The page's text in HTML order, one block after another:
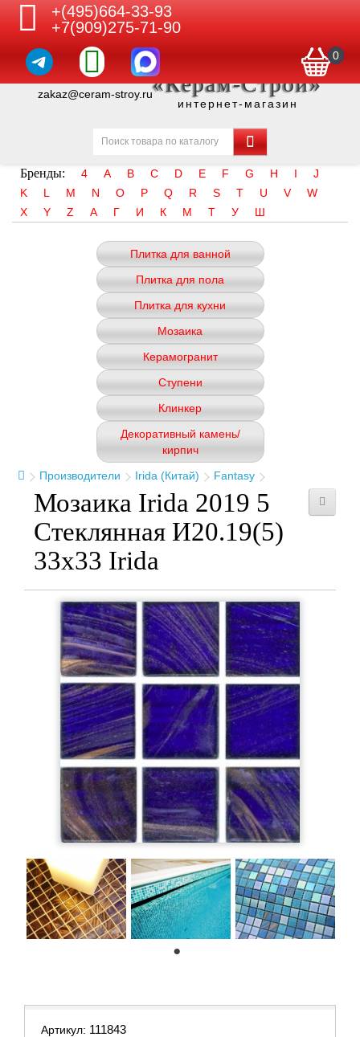
+(495)664-33-93
+7(909)275-71-90
0
zakaz@ceram-stroy.ru«Керам-Строй»
интернет-магазин
Бренды: 4 A B C D E F G H I
J
K
L M N O P Q R S T U V
W
X
Y Z А Г И К М Т У Ш
Плитка для ванной
Плитка для пола
Плитка для кухни
Мозаика
Керамогранит
Ступени
Клинкер
Декоративный камень/
кирпич
Производители
Irida (Китай) Fantasy
Мозаика Irida 2019 5
Стеклянная И20.19(5)
33x33 Irida
Артикул: 111843